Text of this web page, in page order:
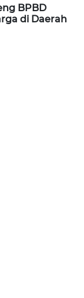
BPBD
di Daerah